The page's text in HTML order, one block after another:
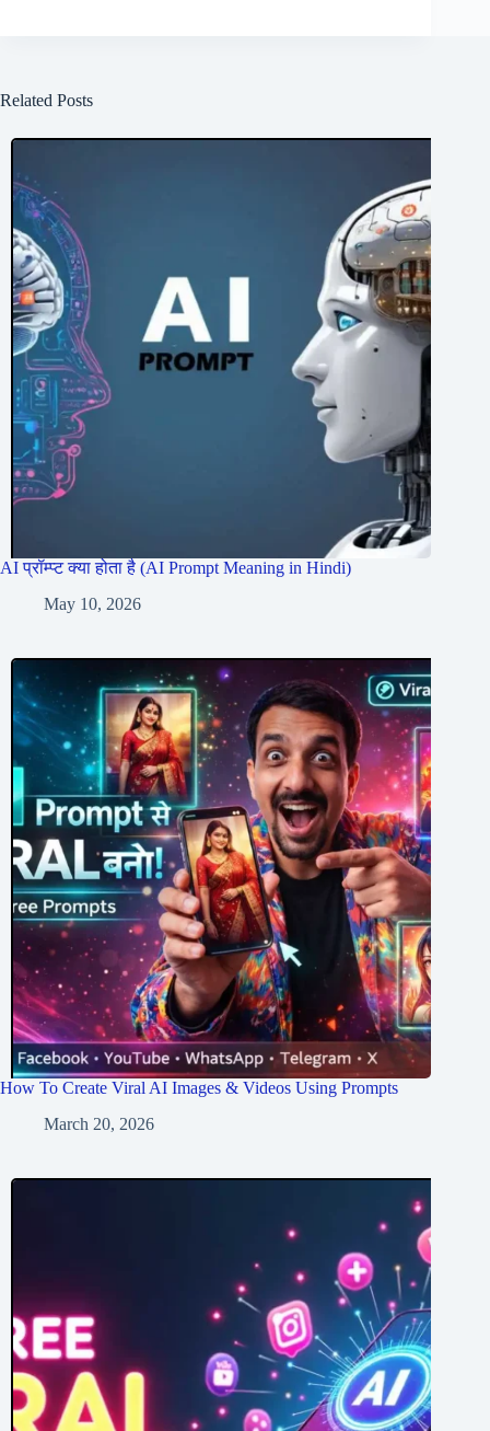
Related Posts
AI प्रॉम्प्ट क्या होता है (AI Prompt Meaning in Hindi)
May 10, 2026
How To Create Viral AI Images & Videos Using Prompts
March 20, 2026